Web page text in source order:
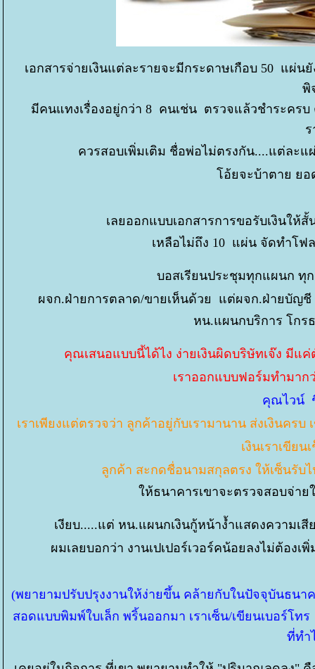
เอกสารจ่ายเงินแต่ละรายจะมีกระดาษเกือบ 50 แผ่
พิ
มีคนแทงเรื่องอยู่กว่า 8 คนเช่น ตรวจแล้วชำระคร
ควรสอบเพิ่มเติม ชื่อพ่อไม่ตรงกัน....แต่ละแ
อ้ยจะบ้าตาย ยอ
เลยออกแบบเอกสารการขอรับเงินให้
เหลือไม่ถึง 10 แผ่น จัดทำโ
บอสเรียนประชุมทุกแผนก ทุ
ผจก.ฝ่ายการตลาด/ขายเห็นด้วย แต่ผจก.ฝ่ายบัญ
หน.แผนกบริการ โกร
คุณเสนอแบบนี้ได้ไง ง่ายเงินผิดบริษัทเจ๊ง มี
เราออกแบบฟอร์มทำมาก
คุณไวน์
เราเพียงแต่ตรวจว่า ลูกค้าอยู่กับเรามานาน ส่งเงินคร
เงินเราเขีย
ลูกค้า สะกดชื่อนามสกุลตรง ให้เซ็นรั
ห้ธนาคารเขาจะตรวจสอบจ่าย
เงียบ.....แต่ หน.แผนกเงินกู้หน้าง้ำแสดงความเ
ผมเลยบอกว่า งานเปเปอร์เวอร์คน้อยลงไม่ต้อง
(พยายามปรับปรุงงานให้ง่ายขึ้น คล้ายกับในปัจจุบันธนา
สอดแบบพิมพ์ใบเล็ก พริ้นออกมา เราเซ็น/เขียนเบอร์โท
ที่ทำ